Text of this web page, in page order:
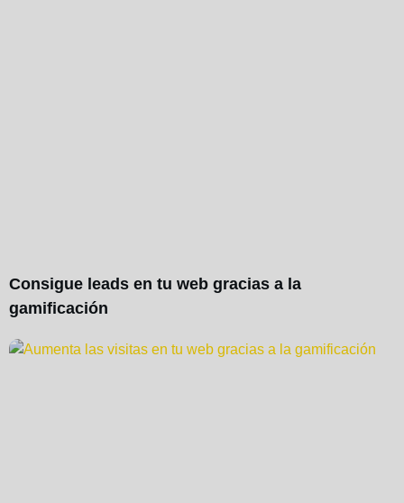
Consigue leads en tu web gracias a la
gamificación